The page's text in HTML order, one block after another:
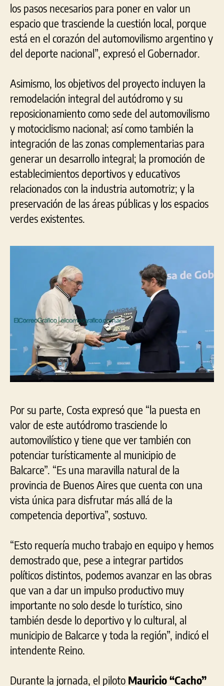
los pasos necesarios para poner en valor un
espacio que trasciende la cuestión local, porque
está en el corazón del automovilismo argentino y
del deporte nacional”, expresó el Gobernador.
Asimismo, los objetivos del proyecto incluyen la
remodelación integral del autódromo y su
reposicionamiento como sede del automovilismo
y motociclismo nacional; así como también la
integración de las zonas complementarias para
generar un desarrollo integral; la promoción de
establecimientos deportivos y educativos
relacionados con la industria automotriz; y la
preservación de las áreas públicas y los espacios
verdes existentes.
Por su parte, Costa expresó que “la puesta en
valor de este autódromo trasciende lo
automovilístico y tiene que ver también con
potenciar turísticamente al municipio de
Balcarce”. “Es una maravilla natural de la
provincia de Buenos Aires que cuenta con una
vista única para disfrutar más allá de la
competencia deportiva”, sostuvo.
“Esto requería mucho trabajo en equipo y hemos
demostrado que, pese a integrar partidos
políticos distintos, podemos avanzar en las obras
que van a dar un impulso productivo muy
importante no solo desde lo turístico, sino
también desde lo deportivo y lo cultural, al
municipio de Balcarce y toda la región”, indicó el
intendente Reino.
Durante la jornada, el piloto Mauricio “Cacho”